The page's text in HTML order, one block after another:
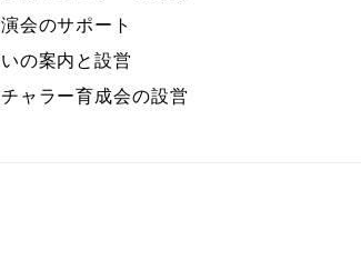
会のサポート
の案内と設営
ャラー育成会の設営